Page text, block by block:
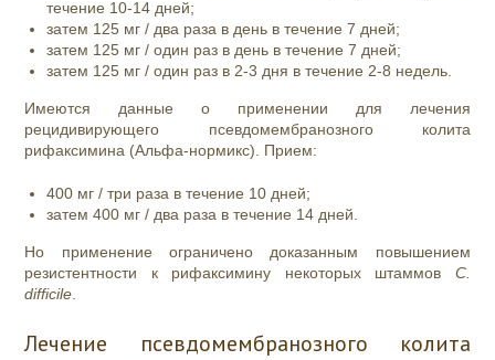
течение 10-14 дней;
затем 125 мг / два раза в день в течение 7 дней;
затем 125 мг / один раз в день в течение 7 дней;
затем 125 мг / один раз в 2-3 дня в течение 2-8 недель.
Имеются данные о применении для лечения
рецидивирующего псевдомембранозного колита
рифаксимина (Альфа-нормикс). Прием:
400 мг / три раза в течение 10 дней;
затем 400 мг / два раза в течение 14 дней.
Но применение ограничено доказанным повышением
резистентности к рифаксимину некоторых штаммов C.
difficile
Лечение псевдомембранозного колита